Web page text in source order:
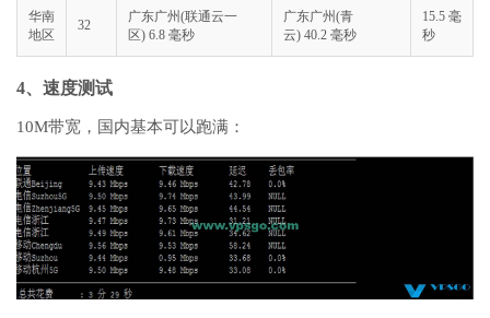
华南
地区
32
广东广州(联通云一
区) 6.8 毫秒
广东广州(青
云) 40.2 毫秒
15.5 毫
秒
4、速度测试
10M带宽，国内基本可以跑满：